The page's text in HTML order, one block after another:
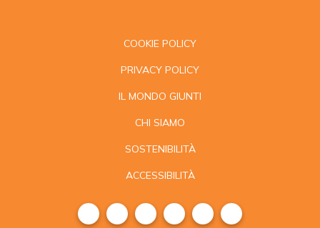
COOKIE POLICY
PRIVACY POLICY
IL MONDO GIUNTI
CHI SIAMO
SOSTENIBILITÀ
ACCESSIBILITÀ